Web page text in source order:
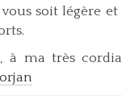
vous soit légère
à ma très